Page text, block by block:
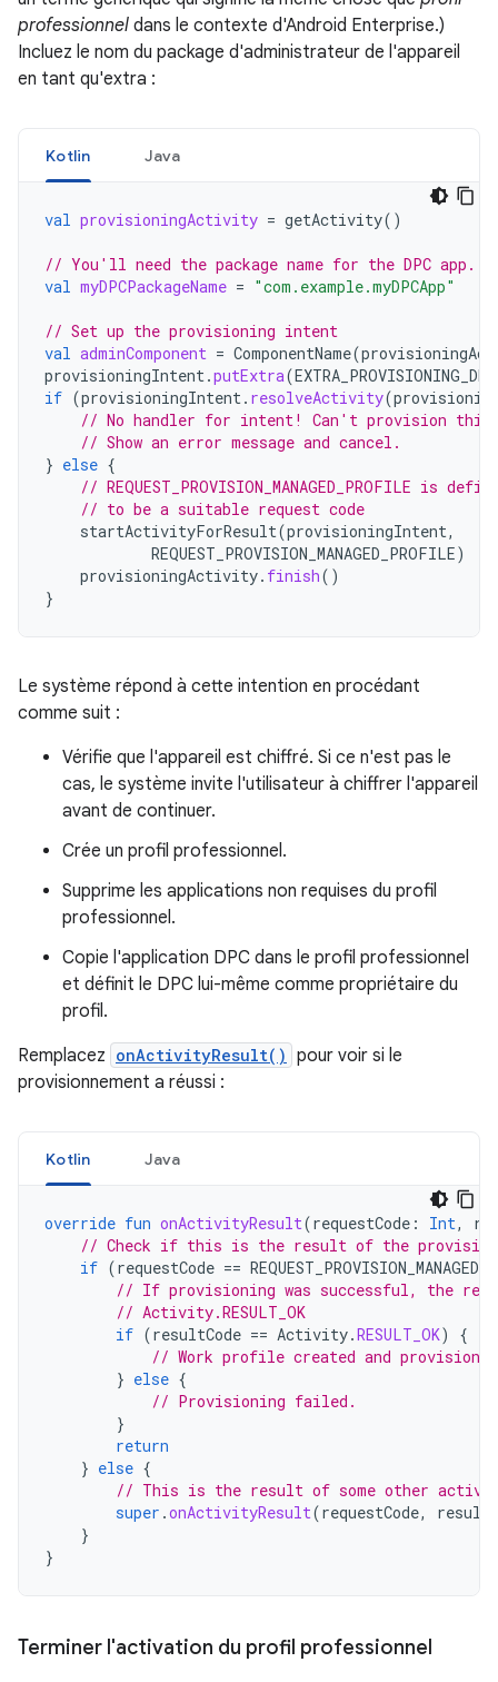
professionnel dans le contexte d'Android Enterprise.)
Incluez le nom du package d'administrateur de l'appareil
en tant qu'extra :
Kotlin Java
val provisioningActivity = getActivity()
// You'll need the package name for the DPC app.
val myDPCPackageName = "com.example.myDPCApp"
// Set up the provisioning intent
val adminComponent = ComponentName(
provisioningIntent.putExtra(
if (provisioningIntent. resolveActivity(
// No handler for intent! Can't provision this
// Show an error message and cancel.
} else {
// REQUEST_PROVISION_MANAGED_PROFILE is
// to be a suitable request code
startActivityForResult(provisioningIntent,
REQUEST_PROVISION_MANAGED_PROFILE)
provisioningActivity. finish()
}
Le système répond à cette intention en procédant
comme suit :
Vérifie que l'appareil est chiffré. Si ce n'est pas le
cas, le système invite l'utilisateur à chiffrer l'appareil
avant de continuer.
Crée un profil professionnel.
Supprime les applications non requises du profil
professionnel.
Copie l'application DPC dans le profil professionnel
et définit le DPC lui-même comme propriétaire du
profil.
Remplacez onActivityResult() pour voir si le
provisionnement a réussi :
Kotlin Java
override fun onActivityResult(requestCode : Int,
// Check if this is the result of the
if (requestCode ==
// If provisioning was successful, the
// Activity.RESULT_OK
if (resultCode == Activity.RESULT_OK)
{
// Work profile created and
} else {
// Provisioning failed.
}
return
} else {
// This is the result of some other
super .onActivityResult(requestCode,
}
}
Terminer l'activation du profil professionnel